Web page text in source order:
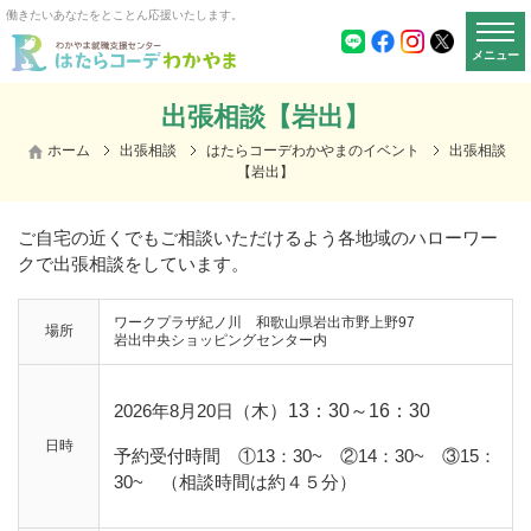
働きたいあなたをとことん応援いたします。
メニュー
出張相談【岩出】
ホーム 出張相談 はたらコーデわかやまのイベント
出張相談
【岩出】
ご自宅の近くでもご相談いただけるよう各地域のハローワー
クで出張相談をしています。
場所
ワークプラザ紀ノ川 和歌山県岩出市野上野97
岩出中央ショッピングセンター内
日時
2026年8月20日（木）13：30～16：30
予約受付時間 ①13：30~ ②14：30~ ③15：
30~ （相談時間は約４５分）